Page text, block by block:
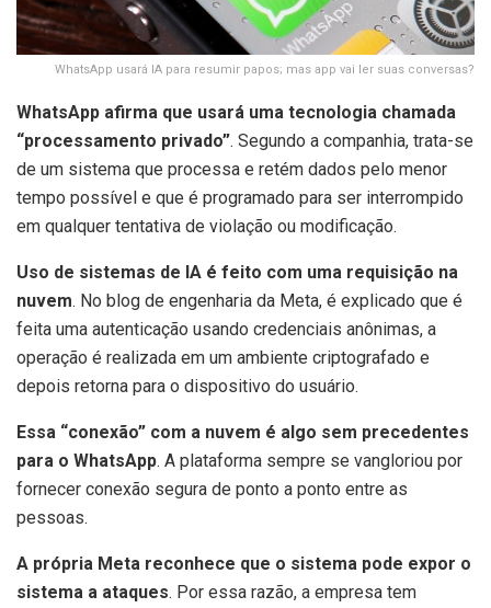
WhatsApp usará IA para resumir papos; mas app vai ler suas conversas?
WhatsApp afirma que usará uma tecnologia chamada
“processamento privado”. Segundo a companhia, trata-se
de um sistema que processa e retém dados pelo menor
tempo possível e que é programado para ser interrompido
em qualquer tentativa de violação ou modificação.
Uso de sistemas de IA é feito com uma requisição na
nuvem. No blog de engenharia da Meta, é explicado que é
feita uma autenticação usando credenciais anônimas, a
operação é realizada em um ambiente criptografado e
depois retorna para o dispositivo do usuário.
Essa “conexão” com a nuvem é algo sem precedentes
para o WhatsApp. A plataforma sempre se vangloriou por
fornecer conexão segura de ponto a ponto entre as
pessoas.
A própria Meta reconhece que o sistema pode expor o
sistema a ataques. Por essa razão, a empresa tem